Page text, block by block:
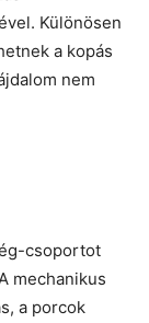
Különösen
a kopás
nem
csoportot
mechanikus
a porcok